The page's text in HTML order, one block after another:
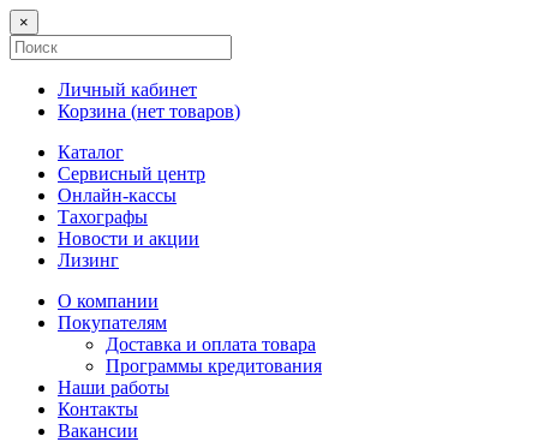
×
Личный кабинет
Корзина (нет товаров)
Каталог
Сервисный центр
Онлайн-кассы
Тахографы
Новости и акции
Лизинг
О компании
Покупателям
Доставка и оплата товара
Программы кредитования
Наши работы
Контакты
Вакансии